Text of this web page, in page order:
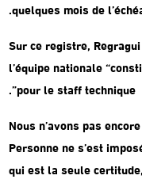
quelques mois de
Sur ce registre,
l’équipe nationale
pour le staff technique”.
“Nous n’avons pas
Personne ne s’est
qui est la seule